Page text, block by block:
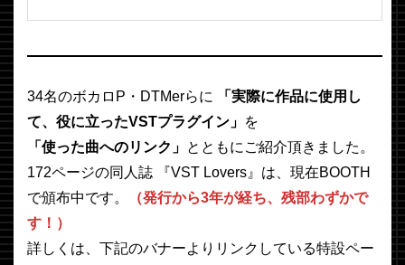
34名のボカロP・DTMerらに
「実際に作品に使用し
て、役に立ったVSTプラグイン」 を
「使った曲へのリンク」 とともにご紹介頂きました。
172ページの同人誌 『VST Lovers』は、現在BOOTH
で頒布中です。
（発行から3年が経ち、残部わずかで
す！）
詳しくは、下記のバナーよりリンクしている特設ペー